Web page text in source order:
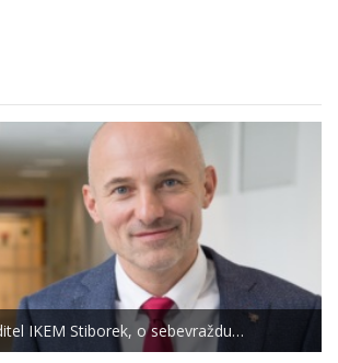
IKEM Stiborek, o sebevraždu…